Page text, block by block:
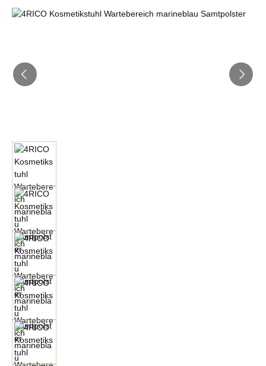
Bildergalerie überspringen